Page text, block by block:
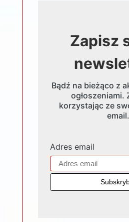
Zapisz
Bądź na bieżąco z
ogłoszeniami.
korzystając ze
email.
Adres email